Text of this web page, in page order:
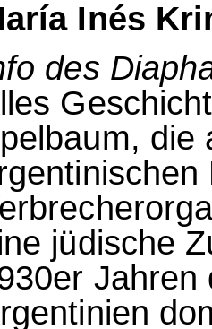
Inés
des
die
jüdische
Jahren